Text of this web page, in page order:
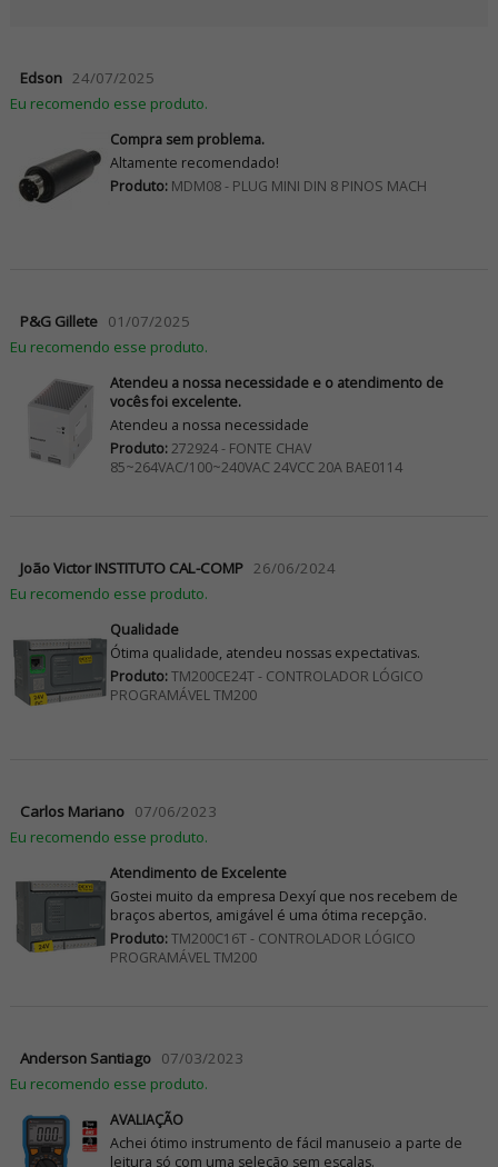
Edson 24/07/2025
Eu recomendo esse produto.
Compra sem problema.
Altamente recomendado!
Produto:MDM08 - PLUG MINI DIN 8 PINOS MACH
P&G Gillete 01/07/2025
Eu recomendo esse produto.
Atendeu a nossa necessidade e o atendimento de
vocês foi excelente.
Atendeu a nossa necessidade
Produto:272924 - FONTE CHAV
85~264VAC/100~240VAC 24VCC 20A BAE0114
João Victor INSTITUTO CAL-COMP 26/06/2024
Eu recomendo esse produto.
Qualidade
Ótima qualidade, atendeu nossas expectativas.
Produto:TM200CE24T - CONTROLADOR LÓGICO
PROGRAMÁVEL TM200
Carlos Mariano 07/06/2023
Eu recomendo esse produto.
Atendimento de Excelente
Gostei muito da empresa Dexyí que nos recebem de
braços abertos, amigável é uma ótima recepção.
Produto:TM200C16T - CONTROLADOR LÓGICO
PROGRAMÁVEL TM200
Anderson Santiago 07/03/2023
Eu recomendo esse produto.
AVALIAÇÃO
Achei ótimo instrumento de fácil manuseio a parte de
leitura só com uma seleção sem escalas.